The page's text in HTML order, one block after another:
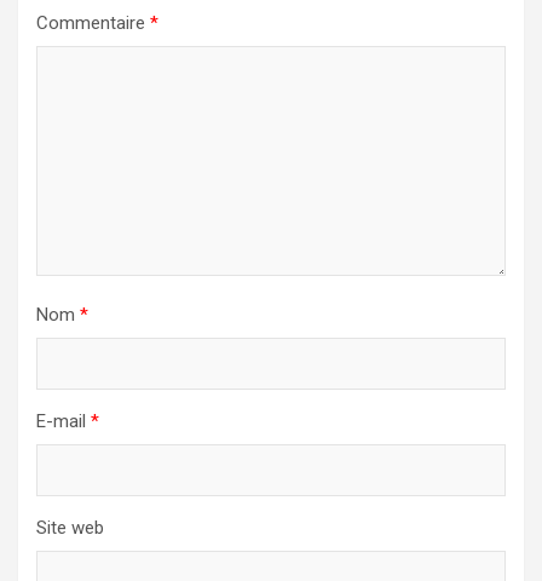
Commentaire *
Nom *
E-mail *
Site web